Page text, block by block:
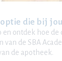
die bij
en ontdek hoe de
van de SBA
de apotheek.